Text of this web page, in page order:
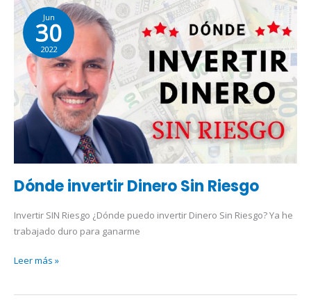
Jun
30
2022
Dónde invertir Dinero Sin Riesgo
Invertir SIN Riesgo ¿Dónde puedo invertir Dinero Sin Riesgo? Ya he
trabajado duro para ganarme
Dónde
invertir
Dinero
Riesgo
Leer más »